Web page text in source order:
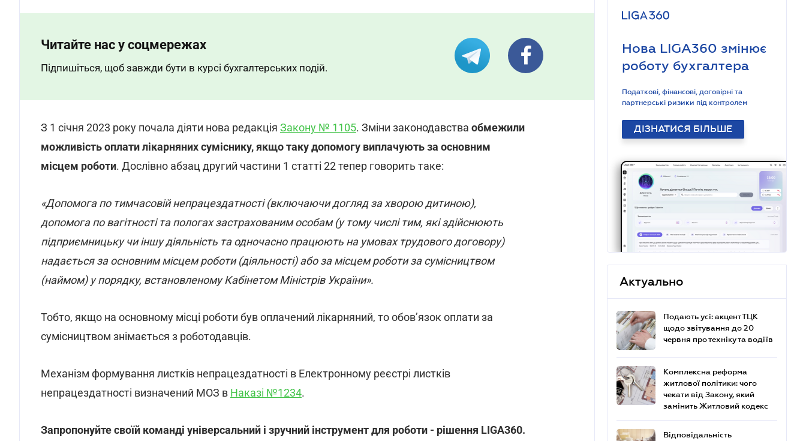
Читайте нас у соцмережах
Підпишіться, щоб завжди бути в курсі бухгалтерських подій.
З 1 січня 2023 року почала діяти нова редакція Закону № 1105. Зміни законодавства обмежили
можливість оплати лікарняних суміснику, якщо таку допомогу виплачують за основним
місцем роботи. Дослівно абзац другий частини 1 статті 22 тепер говорить таке:
«Допомога по тимчасовій непрацездатності (включаючи догляд за хворою дитиною),
допомога по вагітності та пологах застрахованим особам (у тому числі тим, які здійснюють
підприємницьку чи іншу діяльність та одночасно працюють на умовах трудового договору)
надається за основним місцем роботи (діяльності) або за місцем роботи за сумісництвом
(наймом) у порядку, встановленому Кабінетом Міністрів України».
Тобто, якщо на основному місці роботи був оплачений лікарняний, то обов’язок оплати за
сумісництвом знімається з роботодавців.
Механізм формування листків непрацездатності в Електронному реєстрі листків
непрацездатності визначений МОЗ в Наказі №1234.
Запропонуйте своїй команді універсальний і зручний інструмент для роботи - рішення LIGA360.
Нова LIGA360 змінює
роботу бухгалтера
Податкові, фінансові, договірні та
партнерські ризики під контролем
ДІЗНАТИСЯ БІЛЬШЕ
Актуально
Подають усі: акцент ТЦК
щодо звітування до 20
червня про техніку та водіїв
Комплексна реформа
житлової політики: чого
чекати від Закону, який
замінить Житловий кодекс
Відповідальність